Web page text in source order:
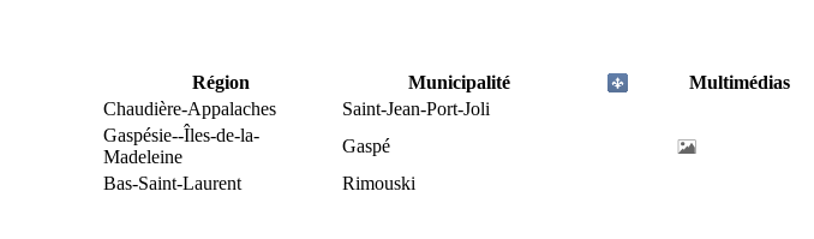
Région Municipalité
Multimédias
Chaudière-Appalaches
Saint-Jean-Port-Joli
Gaspésie--Îles-de-la-
Madeleine
Gaspé
Bas-Saint-Laurent Rimouski